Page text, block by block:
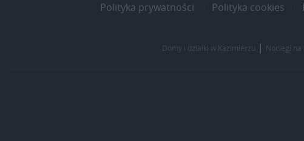
Polityka prywatności Polityka cookies
Domy i działki w Kazimierzu | Noclegi